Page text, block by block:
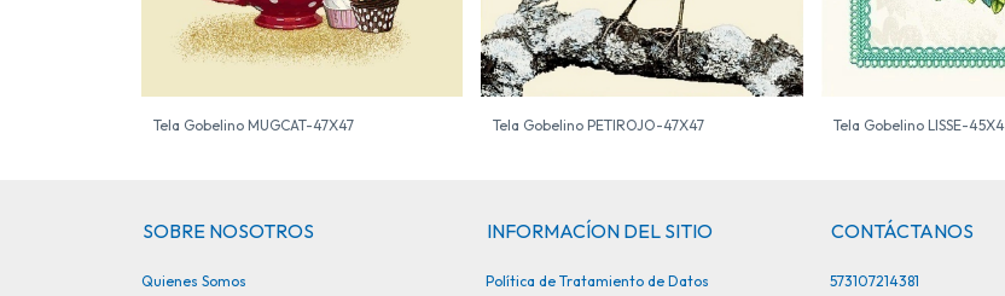
Tela Gobelino MUGCAT-47X47 Tela Gobelino PETIROJO-47X47 Tela Gobelino LISSE-
SOBRE NOSOTROS
Quienes Somos
INFORMACÍON DEL SITIO
Política de Tratamiento de Datos
CONTÁCTANOS
573107214381